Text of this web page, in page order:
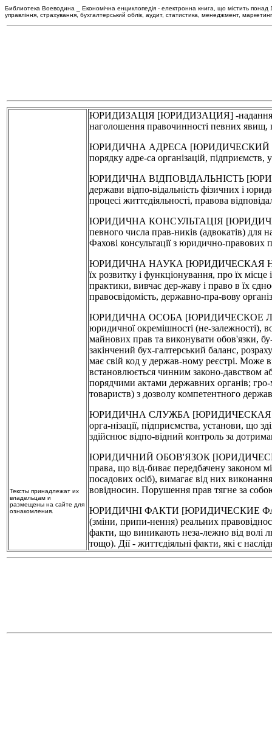
Библиотека Воеводина _ Економічна енциклопедія - електронна книга, що містить понад
управління, страхування, бухгалтерський облік, аудит, статистика, менеджмент, маркетинг
Тексты принадлежат их
владельцам и
размещены на сайте для
ознакомления.
ЮРИДИЗАЦІЯ [ЮРИДИЗАЦИЯ] -надання
наголошення правочинності певних явищ,
ЮРИДИЧНА АДРЕСА [ЮРИДИЧЕСКИЙ АДРЕС]
порядку адре-са організацій, підприємств,
ЮРИДИЧНА ВІДПОВІДАЛЬНІСТЬ
держави відпо-відальність фізичних і
процесі життєдіяльності, правова
ЮРИДИЧНА КОНСУЛЬТАЦІЯ
певного числа прав-ників (адвокатів)
Фахові консультації з юридично-
ЮРИДИЧНА НАУКА [ЮРИДИЧЕСКАЯ НАУКА]
їх розвитку і функціонування, про їх
практики, вивчає дер-жаву і право в їх
правосвідомість, державно-пра-вову
ЮРИДИЧНА ОСОБА [ЮРИДИЧЕСКОЕ ЛИЦО] -
юридичної окремішності (не-залежності),
майнових прав та виконувати обов'язки, бу-
закінчений бух-галтерський баланс,
має свій код у держав-ному реєстрі. Може
встановлюється чинним законо-давством
порядчими актами державних органів; гро-
товариств) з дозволу компетентного
ЮРИДИЧНА СЛУЖБА [ЮРИДИЧЕСКАЯ
орга-нізації, підприємства, установи, що
здійснює відпо-відний контроль за
ЮРИДИЧНИЙ ОБОВ'ЯЗОК [ЮРИДИЧЕСКАЯ
права, що від-биває передбачену законом
посадових осіб), вимагає від них
вовідносин. Порушення прав тягне за
ЮРИДИЧНІ ФАКТИ [ЮРИДИЧЕСКИЕ ФАКТЫ]
(зміни, припи-нення) реальних
факти, що виникають неза-лежно від волі
тощо). Дії - життєдіяльні факти, які є